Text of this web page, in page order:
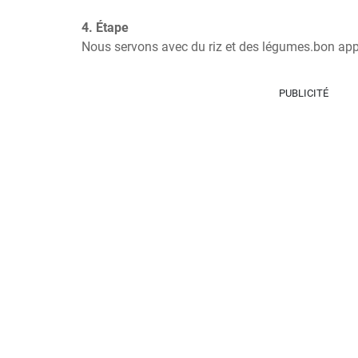
4. Étape
Nous servons avec du riz et des légumes.bon
PUBLICITÉ